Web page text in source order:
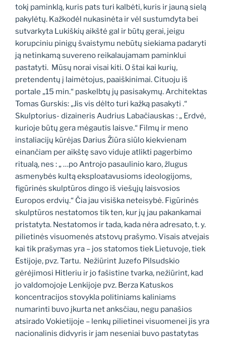
tokį paminklą, kuris pats turi kalbėti, kuris ir jauną sielą
pakylėtų. Kažkodėl nukasinėta ir vėl sustumdyta bei
sutvarkyta Lukiškių aikštė gal ir būtų gerai, jeigu
korupciniu pinigų švaistymu nebūtų siekiama padaryti
ją netinkamą suvereno reikalaujamam paminklui
pastatyti. Mūsų norai visai kiti. O štai kai kurių,
pretendentų į laimėtojus, paaiškinimai. Cituoju iš
portale „15 min.“ paskelbtų jų pasisakymų. Architektas
Tomas Gurskis: „Jis vis dėlto turi kažką pasakyti .“
Skulptorius- dizaineris Audrius Labačiauskas : „ Erdvė,
kurioje būtų gera mėgautis laisve.“ Filmų ir meno
instaliacijų kūrėjas Darius Žiūra siūlo kiekvienam
einančiam per aikštę savo viduje atlikti pagerbimo
ritualą, nes : „ …po Antrojo pasaulinio karo, žlugus
asmenybės kultą eksploatavusioms ideologijoms,
figūrinės skulptūros dingo iš viešųjų laisvosios
Europos erdvių.“ Čia jau visiška neteisybė. Figūrinės
skulptūros nestatomos tik ten, kur jų jau pakankamai
pristatyta. Nestatomos ir tada, kada nėra adresato, t. y.
pilietinės visuomenės atstovų prašymo. Visais atvejais
kai tik prašymas yra – jos statomos tiek Lietuvoje, tiek
Estijoje, pvz. Tartu. Nežiūrint Juzefo Pilsudskio
gėrėjimosi Hitleriu ir jo fašistine tvarka, nežiūrint, kad
jo valdomojoje Lenkijoje pvz. Berza Katuskos
koncentracijos stovykla politiniams kaliniams
numarinti buvo įkurta net anksčiau, negu panašios
atsirado Vokietijoje – lenkų pilietinei visuomenei jis yra
nacionalinis didvyris ir jam neseniai buvo pastatytas